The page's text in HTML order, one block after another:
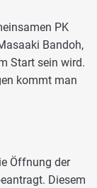
PK
Bandoh,
Start sein wird.
kommt man
Öffnung der
Diesem